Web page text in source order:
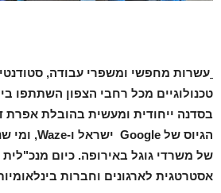
עשרות מחפשי ומשפרי עבודה,
טכנולוגיים מכל רחבי הצפון השתתפו
בסדנה ייחודית ומעשית בהובלת אפרת
הגיוס של Google ישראל ו-Waze,
ומי
של משרדי גוגל באירופה. כיום מנכ"לית
אסטרטגית לארגונים וחברות